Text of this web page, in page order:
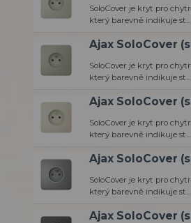
SoloCover je kryt pro
který barevně indikuje st...
Ajax SoloCover
SoloCover je kryt pro
který barevně indikuje st...
Ajax SoloCover
SoloCover je kryt pro
který barevně indikuje st...
Ajax SoloCover
SoloCover je kryt pro
který barevně indikuje st...
Ajax SoloCover